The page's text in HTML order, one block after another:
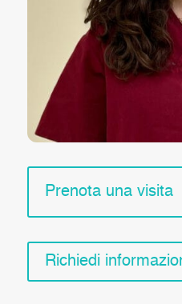
Prenota una visita
Richiedi